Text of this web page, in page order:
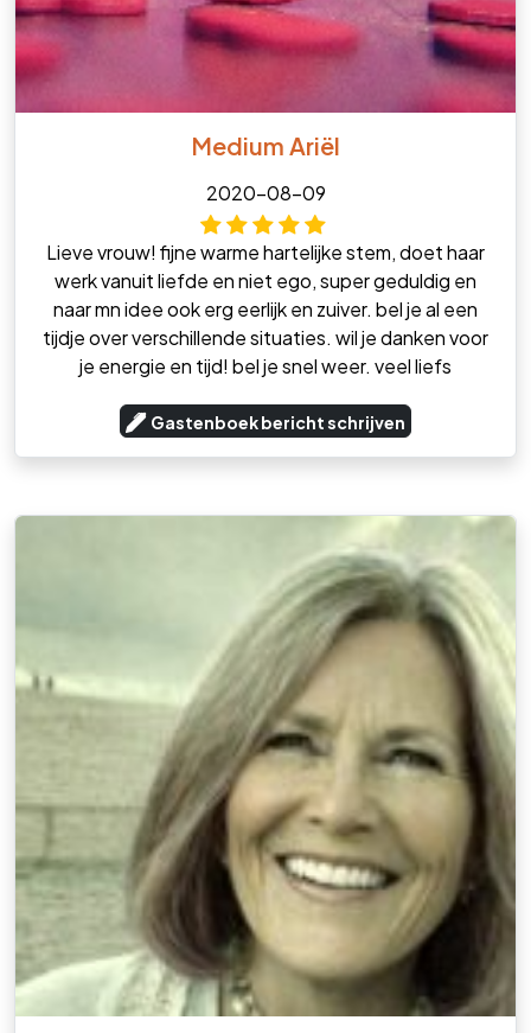
Medium Ariël
2020-08-09
Lieve vrouw! fijne warme hartelijke stem, doet haar
werk vanuit liefde en niet ego, super geduldig en
naar mn idee ook erg eerlijk en zuiver. bel je al een
tijdje over verschillende situaties. wil je danken voor
je energie en tijd! bel je snel weer. veel liefs
Gastenboek bericht schrijven